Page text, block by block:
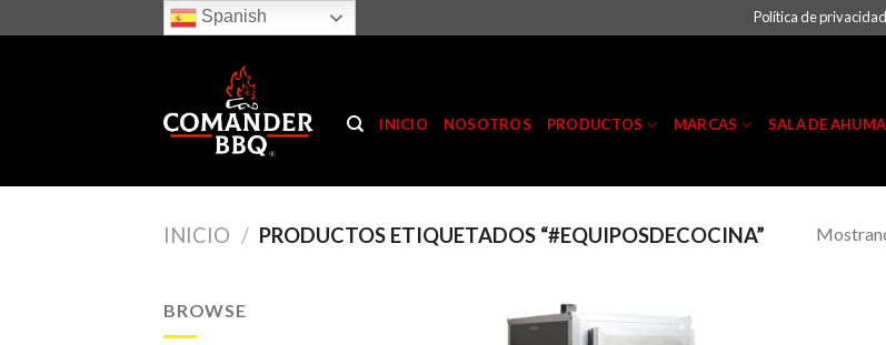
to
Spanish Política de privacidad
INICIO NOSOTROS PRODUCTOS MARCAS SALA DE
INICIO / PRODUCTOS ETIQUETADOS “#EQUIPOSDECOCINA”
BROWSE